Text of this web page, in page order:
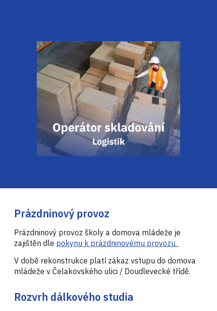
Prázdninový provoz
Prázdninový provoz školy a domova mládeže je
zajištěn dle pokynu k prázdninovému provozu.
V době rekonstrukce platí zákaz vstupu do domova
mládeže v Čelakovského ulici / Doudlevecké třídě.
Rozvrh dálkového studia